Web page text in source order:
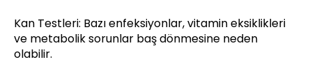
Kan Testleri: Bazı enfeksiyonlar, vitamin eksiklikleri
ve metabolik sorunlar baş dönmesine neden
olabilir.